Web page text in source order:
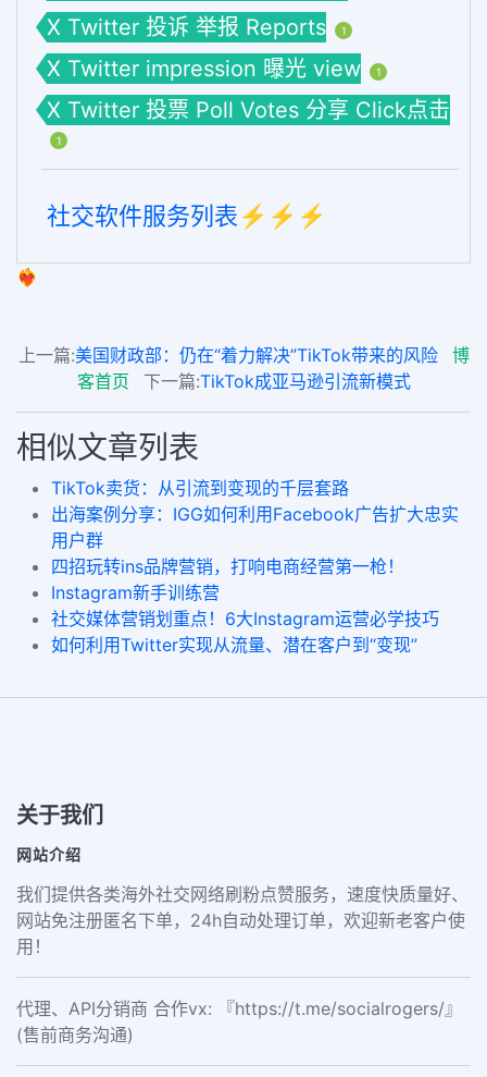
X Twitter 投诉 举报 Reports 1
X Twitter impression 曝光 view 1
X Twitter 投票 Poll Votes 分享 Click点击
1
社交软件服务列表⚡️⚡️⚡️
❤️‍🔥
上一篇:美国财政部：仍在“着力解决”TikTok带来的风险
博
客首页
下一篇:TikTok成亚马逊引流新模式
相似文章列表
TikTok卖货：从引流到变现的千层套路
出海案例分享：IGG如何利用Facebook广告扩大忠实
用户群
四招玩转ins品牌营销，打响电商经营第一枪！
Instagram新手训练营
社交媒体营销划重点！6大Instagram运营必学技巧
如何利用Twitter实现从流量、潜在客户到“变现”
关于我们
网站介绍
我们提供各类海外社交网络刷粉点赞服务，速度快质量好、
网站免注册匿名下单，24h自动处理订单，欢迎新老客户使
用！
代理、API分销商 合作vx: 『https://t.me/socialrogers/』
(售前商务沟通)